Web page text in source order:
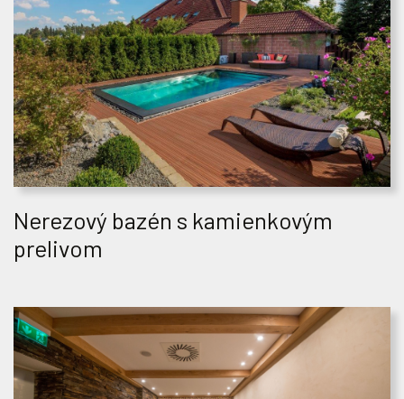
Nerezový bazén s kamienkovým
prelivom